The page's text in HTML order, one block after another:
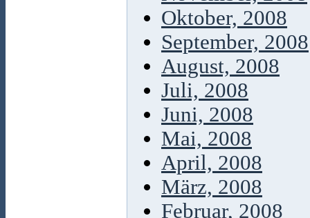
Oktober, 2008
September, 2008
August, 2008
Juli, 2008
Juni, 2008
Mai, 2008
April, 2008
März, 2008
Februar, 2008